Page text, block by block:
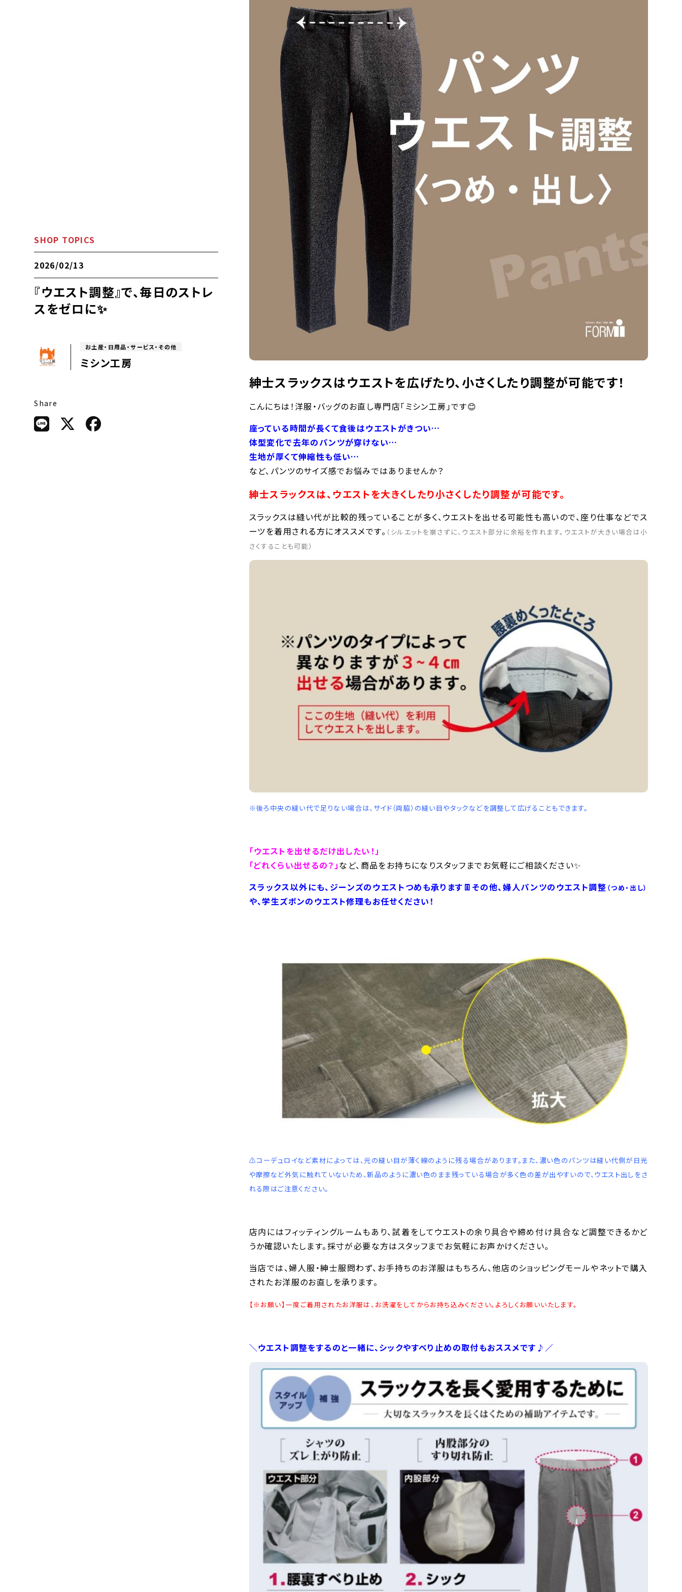
SHOP TOPICS
2026/02/13
『ウエスト調整』で、毎日のストレ
スをゼロに✨
お土産・日用品・サービス・その他
ミシン工房
Share
紳士スラックスはウエストを広げたり、小さくしたり調整が可能です！
こんにちは！洋服・バッグのお直し専門店「ミシン工房」です😊
座っている時間が長くて食後はウエストがきつい…
体型変化で去年のパンツが穿けない…
生地が厚くて伸縮性も低い…
など、パンツのサイズ感でお悩みではありませんか？
紳士スラックスは、ウエストを大きくしたり小さくしたり調整が可能です。
スラックスは縫い代が比較的残っていることが多く、ウエストを出せる可能性も高いので、座り仕事などでス
ーツを着用される方にオススメです。 （シルエットを崩さずに、ウエスト部分に余裕を作れます。ウエストが大きい場合は小
さくすることも可能）
※後ろ中央の縫い代で足りない場合は、サイド（両脇）の縫い目やタックなどを調整して広げることもできます。
「ウエストを出せるだけ出したい！」
「どれくらい出せるの？」など、商品をお持ちになりスタッフまでお気軽にご相談ください✨
スラックス以外にも、ジーンズのウエストつめも承ります👖その他、婦人パンツのウエスト調整 （つめ・出し）
や、学生ズボンのウエスト修理もお任せください！
⚠️コーデュロイなど素材によっては、元の縫い目が薄く線のように残る場合があります。また、濃い色のパンツは縫い代側が日光
や摩擦など外気に触れていないため、新品のように濃い色のまま残っている場合が多く色の差が出やすいので、ウエスト出しをさ
れる際はご注意ください。
店内にはフィッティングルームもあり、試着をしてウエストの余り具合や締め付け具合など調整できるかど
うか確認いたします。採寸が必要な方はスタッフまでお気軽にお声かけください。
当店では、婦人服・紳士服問わず、お手持ちのお洋服はもちろん、他店のショッピングモールやネットで購入
されたお洋服のお直しを承ります。
【※お願い】一度ご着用されたお洋服は、お洗濯をしてからお持ち込みください。よろしくお願いいたします。
＼ウエスト調整をするのと一緒に、シックやすべり止めの取付もおススメです♪／